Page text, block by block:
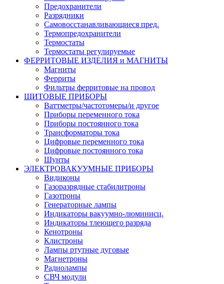
Предохранители
Разрядники
Самовосстанавливающиеся пред.
Термопредохранители
Термостаты
Термостаты регулируемые
ФЕРРИТОВЫЕ ИЗДЕЛИЯ и МАГНИТЫ
Магниты
Ферриты
Фильтры ферритовые на провод
ЩИТОВЫЕ ПРИБОРЫ
Ваттметры/частотомеры/и другое
Приборы переменного тока
Приборы постоянного тока
Трансформаторы тока
Цифровые переменного тока
Цифровые постоянного тока
Шунты
ЭЛЕКТРОВАКУУМНЫЕ ПРИБОРЫ
Видиконы
Газоразрядные стабилитроны
Газотроны
Генераторные лампы
Индикаторы вакуумно-люминисц.
Индикаторы тлеющего разряда
Кенотроны
Клистроны
Лампы ртутные дуговые
Магнетроны
Радиолампы
СВЧ модули